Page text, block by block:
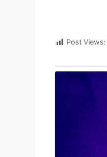
Post Views: